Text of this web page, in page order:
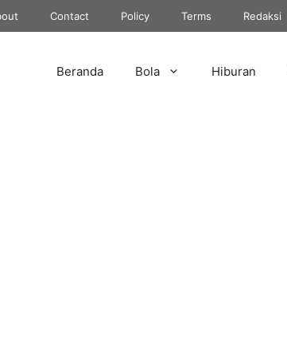
Contact Policy Terms Redaksi
Beranda Bola Hiburan